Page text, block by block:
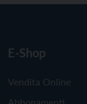
E-Shop
Vendita Online